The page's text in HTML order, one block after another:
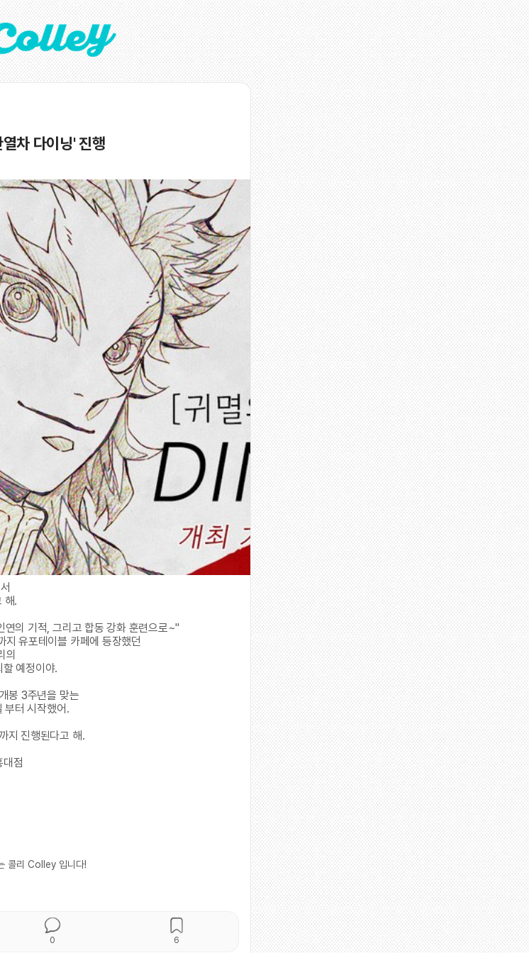
차 다이닝' 진행
해.
의 기적, 그리고 합동 강화 훈련으로~"
지 유포테이블 카페에 등장했던
의
예정이야.
봉 3주년을 맞는
부터 시작했어.
지 진행된다고 해.
대점
콜리 Colley 입니다!
0 6